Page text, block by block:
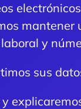
y
sus